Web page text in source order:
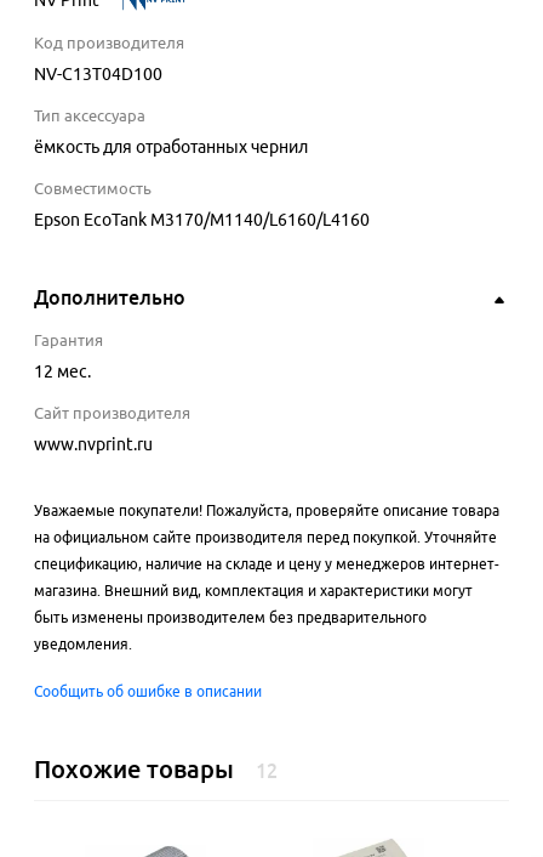
Код производителя
NV-C13T04D100
Тип аксессуара
ёмкость для отработанных чернил
Совместимость
Epson EcoTank M3170/M1140/L6160/L4160
Дополнительно
Гарантия
12 мес.
Сайт производителя
www.nvprint.ru
Уважаемые покупатели! Пожалуйста, проверяйте описание товара
на официальном сайте производителя перед покупкой. Уточняйте
спецификацию, наличие на складе и цену у менеджеров интернет-
магазина. Внешний вид, комплектация и характеристики могут
быть изменены производителем без предварительного
уведомления.
Сообщить об ошибке в описании
Похожие товары 12